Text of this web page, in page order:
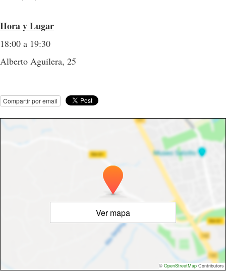
Hora y Lugar
18:00 a 19:30
Alberto Aguilera, 25
Compartir por email
Ver mapa
© OpenStreetMap Contributors